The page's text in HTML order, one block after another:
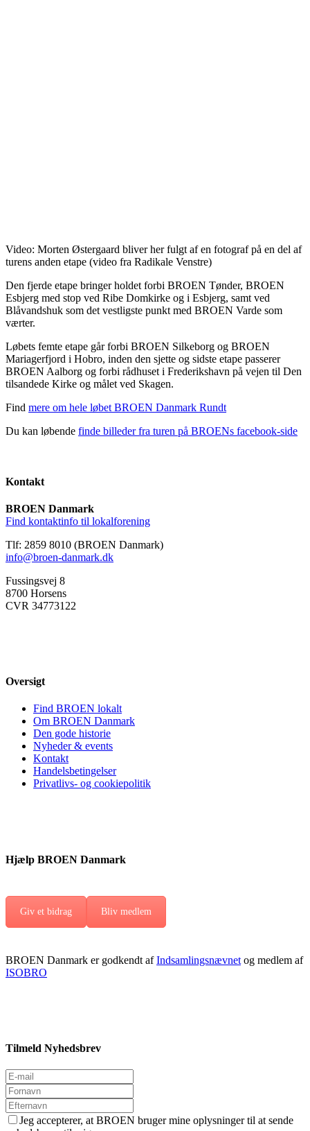
Video: Morten Østergaard bliver her fulgt af en fotograf på en del af
turens anden etape (video fra Radikale Venstre)
Den fjerde etape bringer holdet forbi BROEN Tønder, BROEN
Esbjerg med stop ved Ribe Domkirke og i Esbjerg, samt ved
Blåvandshuk som det vestligste punkt med BROEN Varde som
værter.
Løbets femte etape går forbi BROEN Silkeborg og BROEN
Mariagerfjord i Hobro, inden den sjette og sidste etape passerer
BROEN Aalborg og forbi rådhuset i Frederikshavn på vejen til Den
tilsandede Kirke og målet ved Skagen.
Find mere om hele løbet BROEN Danmark Rundt
Du kan løbende finde billeder fra turen på BROENs facebook-side
Kontakt
BROEN Danmark
Find kontaktinfo til lokalforening
Tlf: 2859 8010 (BROEN Danmark)
info@broen-danmark.dk
Fussingsvej 8
8700 Horsens
CVR 34773122
Oversigt
Find BROEN lokalt
Om BROEN Danmark
Den gode historie
Nyheder & events
Kontakt
Handelsbetingelser
Privatlivs- og cookiepolitik
Hjælp BROEN Danmark
Giv et bidrag Bliv medlem
BROEN Danmark er godkendt afIndsamlingsnævnet og medlem af
ISOBRO
Tilmeld Nyhedsbrev
Jeg accepterer, at BROEN bruger mine oplysninger til at sende